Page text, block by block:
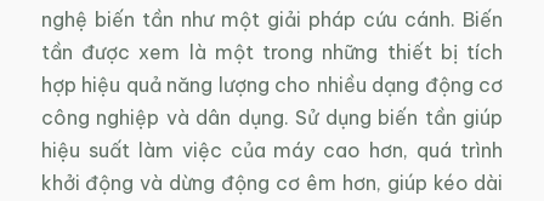
nghệ biến tần như một giải pháp cứu cánh. Biến
tần được xem là một trong những thiết bị tích
hợp hiệu quả năng lượng cho nhiều dạng động cơ
công nghiệp và dân dụng. Sử dụng biến tần giúp
hiệu suất làm việc của máy cao hơn, quá trình
khởi động và dừng động cơ êm hơn, giúp kéo dài